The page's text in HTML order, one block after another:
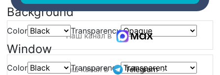
Background
Color Transparency
Window
Color Transparency
Наш канал в
Наш канал в